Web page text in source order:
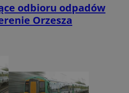
odbioru odpadów
Orzesza